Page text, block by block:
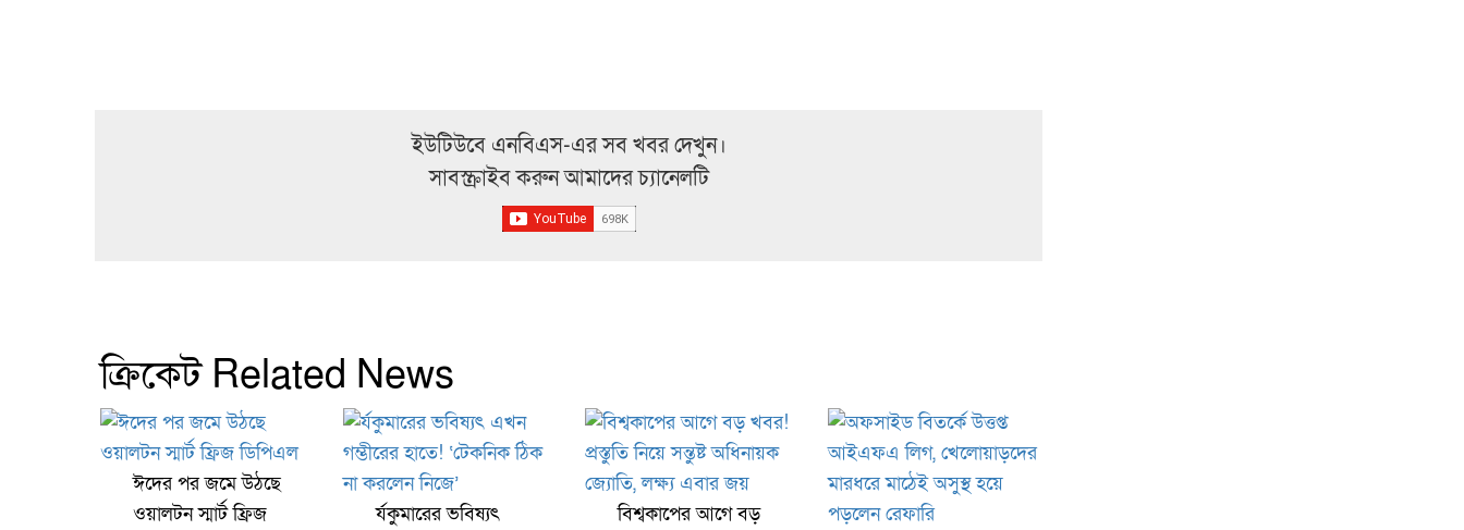
ইউটিউবে এনবিএস-এর সব খবর দেখুন।
সাবস্ক্রাইব করুন আমাদের চ্যানেলটি
ক্রিকেট Related News
ঈদের পর জমে উঠছে
ওয়ালটন স্মার্ট ফ্রিজ
র্যকুমারের ভবিষ্যৎ
বিশ্বকাপের আগে বড়